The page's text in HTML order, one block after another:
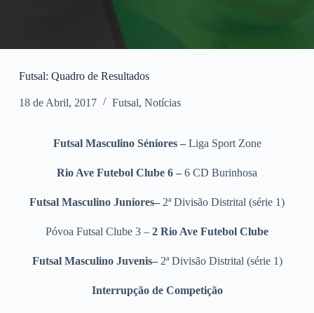
Futsal: Quadro de Resultados
18 de Abril, 2017 Futsal, Notícias
Futsal Masculino Séniores – Liga Sport Zone
Rio Ave Futebol Clube 6 – 6 CD Burinhosa
Futsal Masculino Juniores– 2ª Divisão Distrital (série 1)
Póvoa Futsal Clube 3 – 2 Rio Ave Futebol Clube
Futsal Masculino Juvenis– 2ª Divisão Distrital (série 1)
Interrupção de Competição